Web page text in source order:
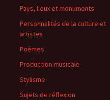
Pays, lieux et monuments
Personnalités de la culture et
artistes
Poèmes
Production musicale
Stylisme
Sujets de réflexion